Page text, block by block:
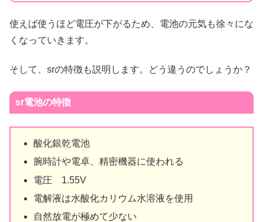
使えば使うほど電圧が下がるため、電池の元気も徐々にな
くなっていきます。
そして、srの特徴も説明します。どう違うのでしょうか？
sr電池の特徴
酸化銀乾電池
腕時計や電卓、精密機器に使われる
電圧 1.55V
電解液は水酸化カリウム水溶液を使用
自然放電が極めて少ない